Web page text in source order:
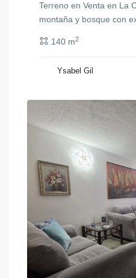
Terreno en Venta en La
montaña y bosque con
140 m2
Ysabel Gil